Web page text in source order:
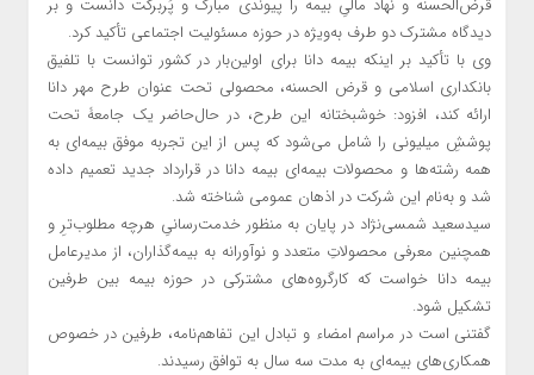
دیدگاه مشترک دو طرف به‌ویژه در حوزه مسئولیت اجتماعی تأکید کرد.
وی با تأکید بر اینکه بیمه دانا برای اولین‌بار در کشور توانست با تلفیق
بانکداری اسلامی و قرض الحسنه، محصولی تحت عنوان طرح مهر دانا
ارائه کند، افزود: خوشبختانه این طرح، در حال‌حاضر یک جامعۀ تحت
پوششِ میلیونی را شامل می‌شود که پس از این تجربه موفق بیمه‌ای به
همه رشته‌ها و ‌محصولات بیمه‌ای بیمه دانا در قرارداد جدید تعمیم داده
شد و به‌نام این شرکت در اذهان عمومی شناخته شد.
سیدسعید شمسی‌نژاد در پایان به منظور خدمت‌رسانیِ هرچه مطلوب‌ترِ و
همچنین معرفی محصولاتِ متعدد و نوآورانه به بیمه‌گذاران، از مدیرعامل
بیمه دانا خواست که کارگروه‌های مشترکی در حوزه بیمه بین طرفین
تشکیل شود.
گفتنی است در مراسم امضاء و تبادل این تفاهم‌نامه، طرفین در خصوص
همکاری‌های بیمه‌ای به مدت سه سال به توافق رسیدند.